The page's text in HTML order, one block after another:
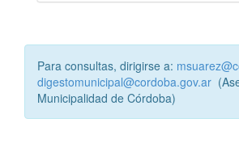
Para consultas, dirigirse a:
digestomunicipal@cordoba.gov.ar
Municipalidad de Córdoba)